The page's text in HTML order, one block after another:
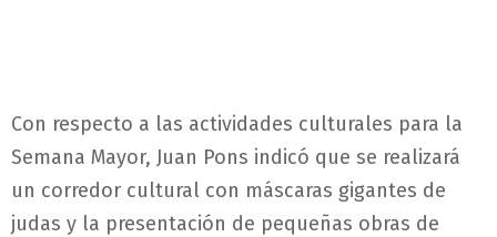
Con respecto a las actividades culturales para la
Semana Mayor, Juan Pons indicó que se realizará
un corredor cultural con máscaras gigantes de
judas y la presentación de pequeñas obras de